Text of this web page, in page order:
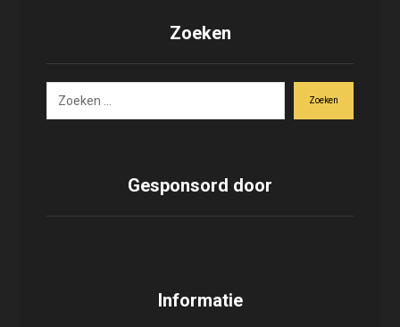
Zoeken
Zoeken
Gesponsord door
Informatie